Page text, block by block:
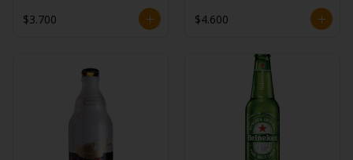
$3.700 $4.600